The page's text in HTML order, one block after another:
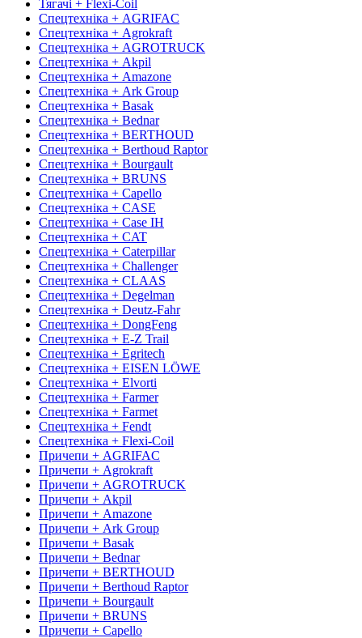
Тягачі + Flexi-Coil
Спецтехніка + AGRIFAC
Спецтехніка + Agrokraft
Спецтехніка + AGROTRUCK
Спецтехніка + Akpil
Спецтехніка + Amazone
Спецтехніка + Ark Group
Спецтехніка + Basak
Спецтехніка + Bednar
Спецтехніка + BERTHOUD
Спецтехніка + Berthoud Raptor
Спецтехніка + Bourgault
Спецтехніка + BRUNS
Спецтехніка + Capello
Спецтехніка + CASE
Спецтехніка + Case IH
Спецтехніка + CAT
Спецтехніка + Caterpillar
Спецтехніка + Challenger
Спецтехніка + CLAAS
Спецтехніка + Degelman
Спецтехніка + Deutz-Fahr
Спецтехніка + DongFeng
Спецтехніка + E-Z Trail
Спецтехніка + Egritech
Спецтехніка + EISEN LÖWE
Спецтехніка + Elvorti
Спецтехніка + Farmer
Спецтехніка + Farmet
Спецтехніка + Fendt
Спецтехніка + Flexi-Coil
Причепи + AGRIFAC
Причепи + Agrokraft
Причепи + AGROTRUCK
Причепи + Akpil
Причепи + Amazone
Причепи + Ark Group
Причепи + Basak
Причепи + Bednar
Причепи + BERTHOUD
Причепи + Berthoud Raptor
Причепи + Bourgault
Причепи + BRUNS
Причепи + Capello